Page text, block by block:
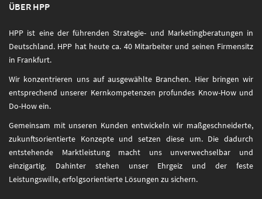
ÜBER HPP
HPP ist eine der führenden Strategie- und Marketingberatungen in
Deutschland. HPP hat heute ca. 40 Mitarbeiter und seinen Firmensitz
in Frankfurt.
Wir konzentrieren uns auf ausgewählte Branchen. Hier bringen wir
entsprechend unserer Kernkompetenzen profundes Know-How und
Do-How ein.
Gemeinsam mit unseren Kunden entwickeln wir maßgeschneiderte,
zukunftsorientierte Konzepte und setzen diese um. Die dadurch
entstehende Marktleistung macht uns unverwechselbar und
einzigartig. Dahinter stehen unser Ehrgeiz und der feste
Leistungswille, erfolgsorientierte Lösungen zu sichern.